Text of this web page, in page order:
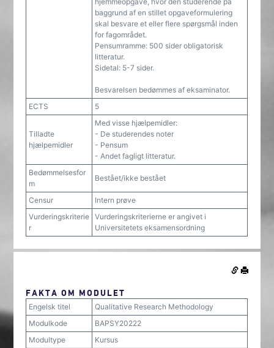
baggrund af en stillet opgaveformulering
skal besvare et eller flere spørgsmål inden
for fagområdet.
Pensumramme: 500 sider obligatorisk
litteratur.
Sidetal: 5-7 sider.
Besvarelsen bedømmes af eksaminator.
ECTS
5
Tilladte
hjælpemidler
Med visse hjælpemidler:
- De studerendes noter
- Pensum
- Andet fagligt litteratur.
Bedømmelsesfor
m
Bestået/ikke bestået
Censur
Intern prøve
Vurderingskriterie
r
Vurderingskriterierne er angivet i
Universitetets eksamensordning
FAKTA OM MODULET
Engelsk titel
Qualitative Research Methodology
Modulkode
BAPSY20222
Modultype
Kursus